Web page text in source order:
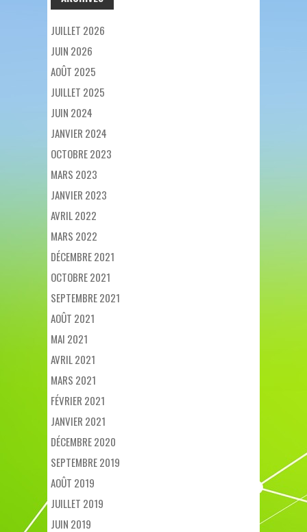
JUILLET 2026
JUIN 2026
AOÛT 2025
JUILLET 2025
JUIN 2024
JANVIER 2024
OCTOBRE 2023
MARS 2023
JANVIER 2023
AVRIL 2022
MARS 2022
DÉCEMBRE 2021
OCTOBRE 2021
SEPTEMBRE 2021
AOÛT 2021
MAI 2021
AVRIL 2021
MARS 2021
FÉVRIER 2021
JANVIER 2021
DÉCEMBRE 2020
SEPTEMBRE 2019
AOÛT 2019
JUILLET 2019
JUIN 2019